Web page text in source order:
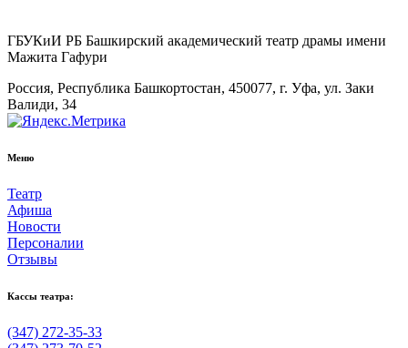
ГБУКиИ РБ Башкирский академический театр драмы имени
Мажита Гафури
Россия, Республика Башкортостан, 450077, г. Уфа, ул. Заки
Валиди, 34
Меню
Театр
Афиша
Новости
Персоналии
Отзывы
Кассы театра:
(347) 272-35-33